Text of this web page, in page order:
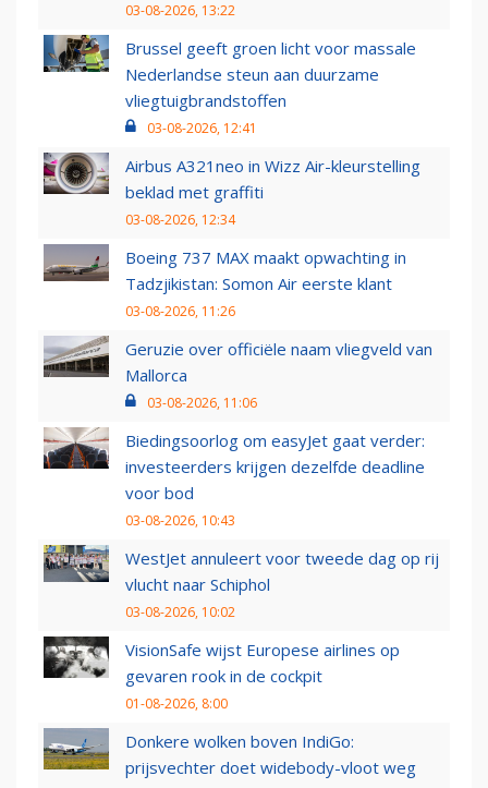
03-08-2026, 13:22
Brussel geeft groen licht voor massale
Nederlandse steun aan duurzame
vliegtuigbrandstoffen
03-08-2026, 12:41
Airbus A321neo in Wizz Air-kleurstelling
beklad met graffiti
03-08-2026, 12:34
Boeing 737 MAX maakt opwachting in
Tadzjikistan: Somon Air eerste klant
03-08-2026, 11:26
Geruzie over officiële naam vliegveld van
Mallorca
03-08-2026, 11:06
Biedingsoorlog om easyJet gaat verder:
investeerders krijgen dezelfde deadline
voor bod
03-08-2026, 10:43
WestJet annuleert voor tweede dag op rij
vlucht naar Schiphol
03-08-2026, 10:02
VisionSafe wijst Europese airlines op
gevaren rook in de cockpit
01-08-2026, 8:00
Donkere wolken boven IndiGo:
prijsvechter doet widebody-vloot weg